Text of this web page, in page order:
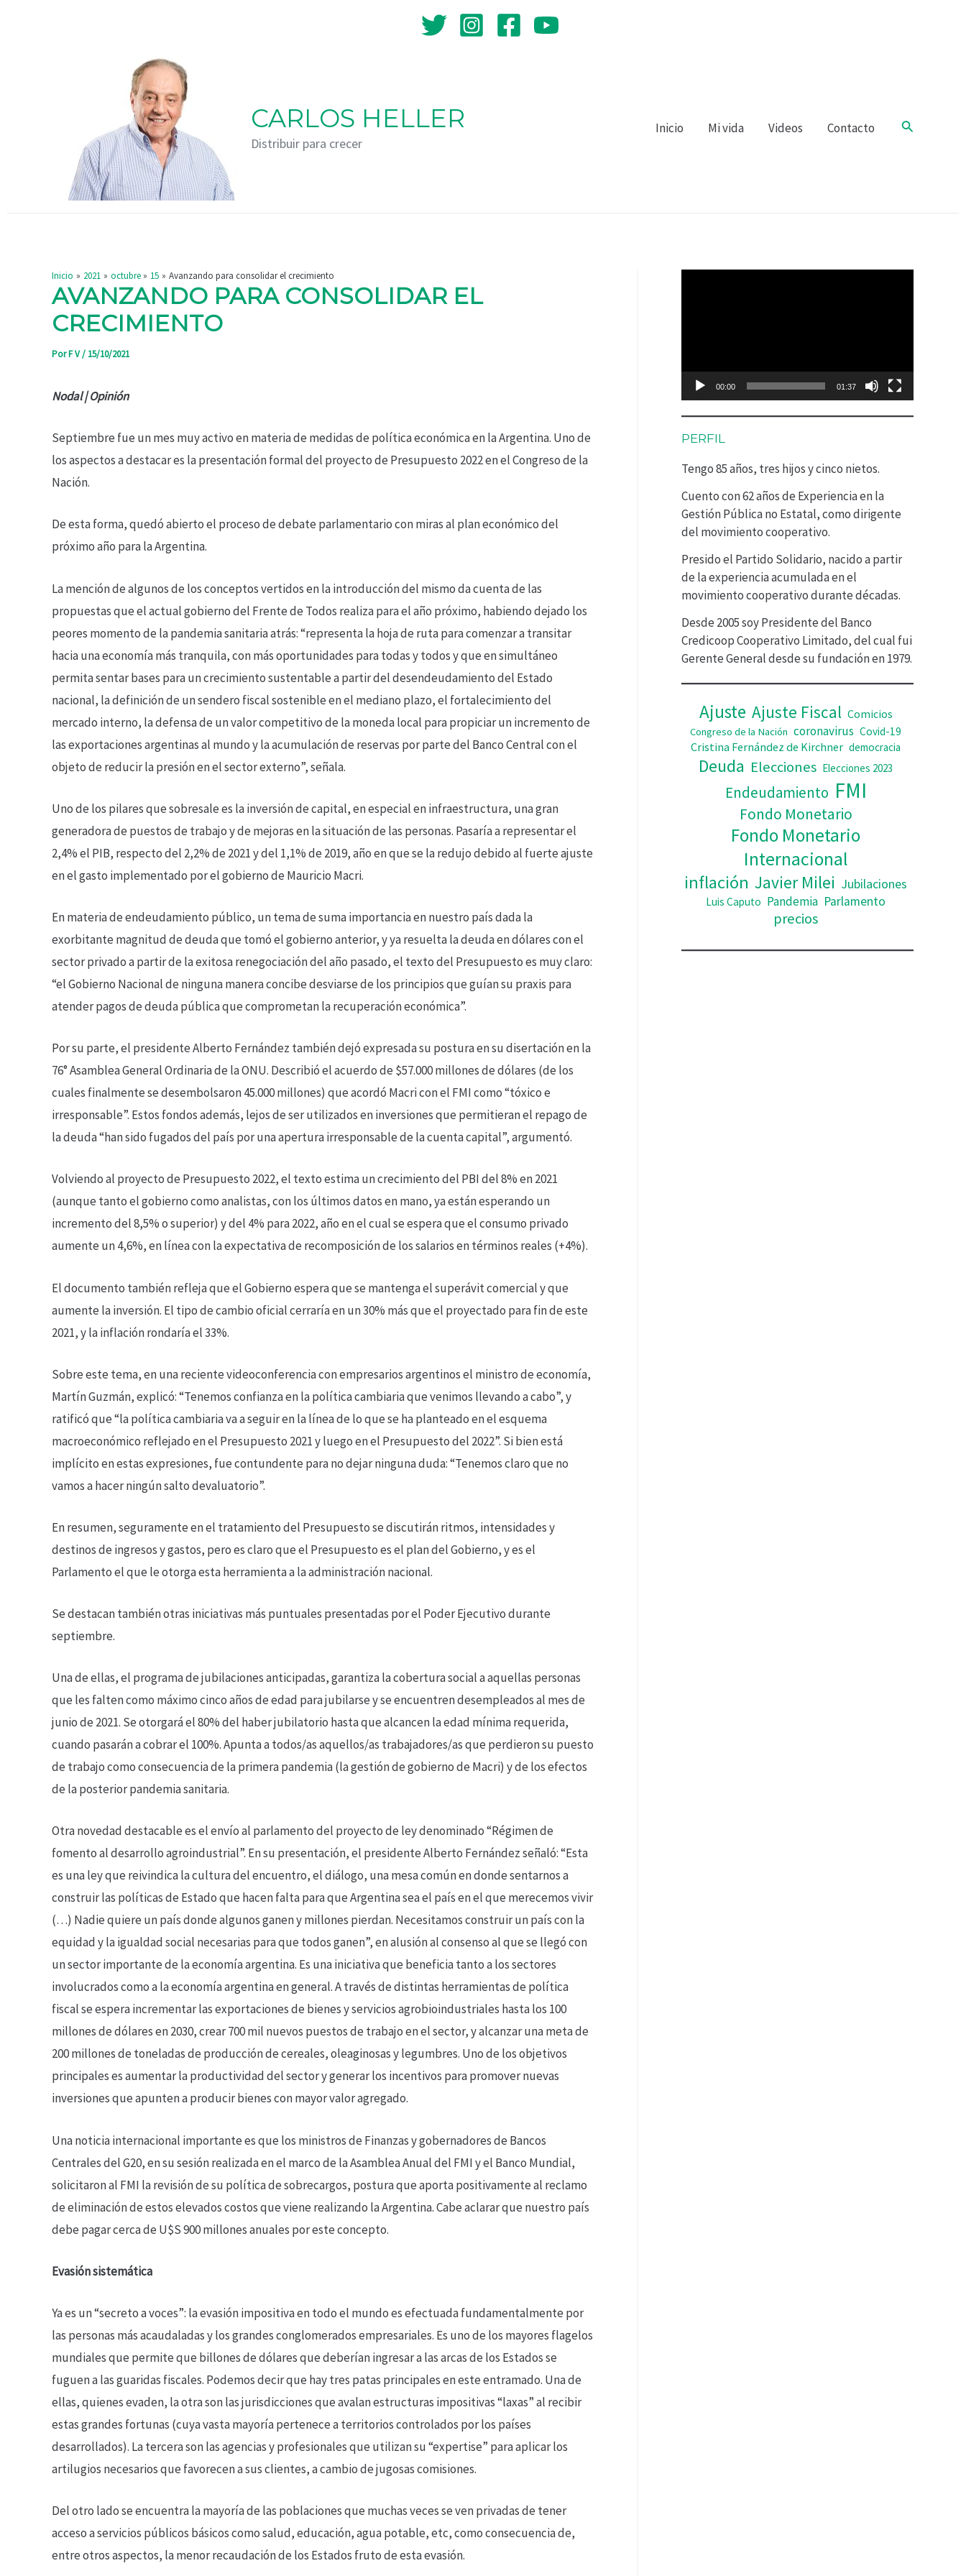
CARLOS HELLER
Distribuir para crecer
Inicio Mi vida Videos Contacto Buscar
Inicio 2021 octubre 15 Avanzando para consolidar el crecimiento
AVANZANDO PARA CONSOLIDAR EL
CRECIMIENTO
PorF V/ 15/10/2021
Nodal | Opinión
Septiembre fue un mes muy activo en materia de medidas de política económica en la Argentina. Uno de
los aspectos a destacar es la presentación formal del proyecto de Presupuesto 2022 en el Congreso de la
Nación.
De esta forma, quedó abierto el proceso de debate parlamentario con miras al plan económico del
próximo año para la Argentina.
La mención de algunos de los conceptos vertidos en la introducción del mismo da cuenta de las
propuestas que el actual gobierno del Frente de Todos realiza para el año próximo, habiendo dejado los
peores momento de la pandemia sanitaria atrás: “representa la hoja de ruta para comenzar a transitar
hacia una economía más tranquila, con más oportunidades para todas y todos y que en simultáneo
permita sentar bases para un crecimiento sustentable a partir del desendeudamiento del Estado
nacional, la definición de un sendero fiscal sostenible en el mediano plazo, el fortalecimiento del
mercado interno, la defensa de un valor competitivo de la moneda local para propiciar un incremento de
las exportaciones argentinas al mundo y la acumulación de reservas por parte del Banco Central con el
objeto de reducir la presión en el sector externo”, señala.
Uno de los pilares que sobresale es la inversión de capital, en especial en infraestructura, una gran
generadora de puestos de trabajo y de mejoras en la situación de las personas. Pasaría a representar el
2,4% el PIB, respecto del 2,2% de 2021 y del 1,1% de 2019, año en que se la redujo debido al fuerte ajuste
en el gasto implementado por el gobierno de Mauricio Macri.
En materia de endeudamiento público, un tema de suma importancia en nuestro país dada la
exorbitante magnitud de deuda que tomó el gobierno anterior, y ya resuelta la deuda en dólares con el
sector privado a partir de la exitosa renegociación del año pasado, el texto del Presupuesto es muy claro:
“el Gobierno Nacional de ninguna manera concibe desviarse de los principios que guían su praxis para
atender pagos de deuda pública que comprometan la recuperación económica”.
Por su parte, el presidente Alberto Fernández también dejó expresada su postura en su disertación en la
76° Asamblea General Ordinaria de la ONU. Describió el acuerdo de $57.000 millones de dólares (de los
cuales finalmente se desembolsaron 45.000 millones) que acordó Macri con el FMI como “tóxico e
irresponsable”. Estos fondos además, lejos de ser utilizados en inversiones que permitieran el repago de
la deuda “han sido fugados del país por una apertura irresponsable de la cuenta capital”, argumentó.
Volviendo al proyecto de Presupuesto 2022, el texto estima un crecimiento del PBI del 8% en 2021
(aunque tanto el gobierno como analistas, con los últimos datos en mano, ya están esperando un
incremento del 8,5% o superior) y del 4% para 2022, año en el cual se espera que el consumo privado
aumente un 4,6%, en línea con la expectativa de recomposición de los salarios en términos reales (+4%).
El documento también refleja que el Gobierno espera que se mantenga el superávit comercial y que
aumente la inversión. El tipo de cambio oficial cerraría en un 30% más que el proyectado para fin de este
2021, y la inflación rondaría el 33%.
Sobre este tema, en una reciente videoconferencia con empresarios argentinos el ministro de economía,
Martín Guzmán, explicó: “Tenemos confianza en la política cambiaria que venimos llevando a cabo”, y
ratificó que “la política cambiaria va a seguir en la línea de lo que se ha planteado en el esquema
macroeconómico reflejado en el Presupuesto 2021 y luego en el Presupuesto del 2022”. Si bien está
implícito en estas expresiones, fue contundente para no dejar ninguna duda: “Tenemos claro que no
vamos a hacer ningún salto devaluatorio”.
En resumen, seguramente en el tratamiento del Presupuesto se discutirán ritmos, intensidades y
destinos de ingresos y gastos, pero es claro que el Presupuesto es el plan del Gobierno, y es el
Parlamento el que le otorga esta herramienta a la administración nacional.
Se destacan también otras iniciativas más puntuales presentadas por el Poder Ejecutivo durante
septiembre.
Una de ellas, el programa de jubilaciones anticipadas, garantiza la cobertura social a aquellas personas
que les falten como máximo cinco años de edad para jubilarse y se encuentren desempleados al mes de
junio de 2021. Se otorgará el 80% del haber jubilatorio hasta que alcancen la edad mínima requerida,
cuando pasarán a cobrar el 100%. Apunta a todos/as aquellos/as trabajadores/as que perdieron su puesto
de trabajo como consecuencia de la primera pandemia (la gestión de gobierno de Macri) y de los efectos
de la posterior pandemia sanitaria.
Otra novedad destacable es el envío al parlamento del proyecto de ley denominado “Régimen de
fomento al desarrollo agroindustrial”. En su presentación, el presidente Alberto Fernández señaló: “Esta
es una ley que reivindica la cultura del encuentro, el diálogo, una mesa común en donde sentarnos a
construir las políticas de Estado que hacen falta para que Argentina sea el país en el que merecemos vivir
(…) Nadie quiere un país donde algunos ganen y millones pierdan. Necesitamos construir un país con la
equidad y la igualdad social necesarias para que todos ganen”, en alusión al consenso al que se llegó con
un sector importante de la economía argentina. Es una iniciativa que beneficia tanto a los sectores
involucrados como a la economía argentina en general. A través de distintas herramientas de política
fiscal se espera incrementar las exportaciones de bienes y servicios agrobioindustriales hasta los 100
millones de dólares en 2030, crear 700 mil nuevos puestos de trabajo en el sector, y alcanzar una meta de
200 millones de toneladas de producción de cereales, oleaginosas y legumbres. Uno de los objetivos
principales es aumentar la productividad del sector y generar los incentivos para promover nuevas
inversiones que apunten a producir bienes con mayor valor agregado.
Una noticia internacional importante es que los ministros de Finanzas y gobernadores de Bancos
Centrales del G20, en su sesión realizada en el marco de la Asamblea Anual del FMI y el Banco Mundial,
solicitaron al FMI la revisión de su política de sobrecargos, postura que aporta positivamente al reclamo
de eliminación de estos elevados costos que viene realizando la Argentina. Cabe aclarar que nuestro país
debe pagar cerca de U$S 900 millones anuales por este concepto.
Evasión sistemática
Ya es un “secreto a voces”: la evasión impositiva en todo el mundo es efectuada fundamentalmente por
las personas más acaudaladas y los grandes conglomerados empresariales. Es uno de los mayores flagelos
mundiales que permite que billones de dólares que deberían ingresar a las arcas de los Estados se
fuguen a las guaridas fiscales. Podemos decir que hay tres patas principales en este entramado. Una de
ellas, quienes evaden, la otra son las jurisdicciones que avalan estructuras impositivas “laxas” al recibir
estas grandes fortunas (cuya vasta mayoría pertenece a territorios controlados por los países
desarrollados). La tercera son las agencias y profesionales que utilizan su “expertise” para aplicar los
artilugios necesarios que favorecen a sus clientes, a cambio de jugosas comisiones.
Del otro lado se encuentra la mayoría de las poblaciones que muchas veces se ven privadas de tener
acceso a servicios públicos básicos como salud, educación, agua potable, etc, como consecuencia de,
entre otros aspectos, la menor recaudación de los Estados fruto de esta evasión.
d
t
o
e
v
í
d
00:00 01:37
PERFIL
Tengo 85 años, tres hijos y cinco nietos.
Cuento con 62 años de Experiencia en la
Gestión Pública no Estatal, como dirigente
del movimiento cooperativo.
Presido el Partido Solidario, nacido a partir
de la experiencia acumulada en el
movimiento cooperativo durante décadas.
Desde 2005 soy Presidente del Banco
Credicoop Cooperativo Limitado, del cual fui
Gerente General desde su fundación en 1979.
Ajuste Ajuste Fiscal Comicios
Congreso de la Nación coronavirus Covid-19
Cristina Fernández de Kirchner democracia
Deuda Elecciones Elecciones 2023
Endeudamiento FMI
Fondo Monetario
Fondo Monetario
Internacional
inflación Javier Milei Jubilaciones
Luis Caputo Pandemia Parlamento
precios